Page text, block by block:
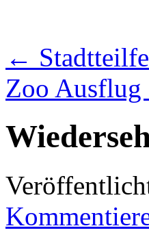
←
Zoo Ausflug